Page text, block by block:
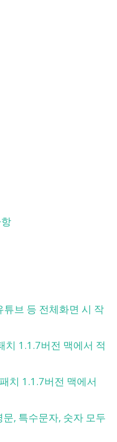
브 등 전체화면 시 작
치 1.1.7버전 맥에서 적
치 1.1.7버전 맥에서
, 특수문자, 숫자 모두